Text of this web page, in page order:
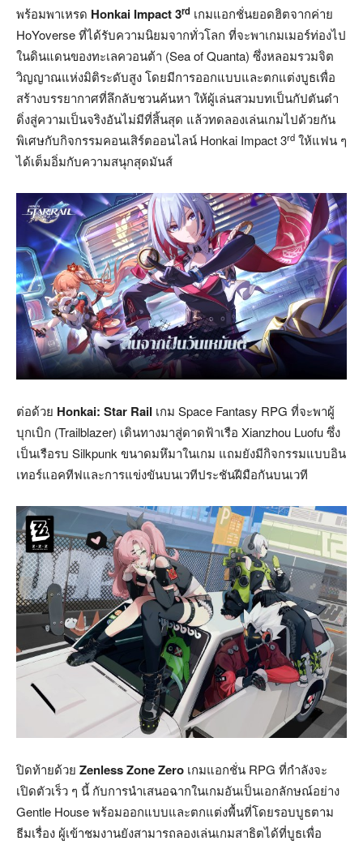
พร้อมพาเหรด Honkai Impact 3rd เกมแอกชั่นยอดฮิตจากค่าย
HoYoverse ที่ได้รับความนิยมจากทั่วโลก ที่จะพาเกมเมอร์ท่องไป
ในดินแดนของทะเลควอนต้า (Sea of Quanta) ซึ่งหลอมรวมจิต
วิญญาณแห่งมิติระดับสูง โดยมีการออกแบบและตกแต่งบูธเพื่อ
สร้างบรรยากาศที่ลึกลับชวนค้นหา ให้ผู้เล่นสวมบทเป็นกัปตันดำ
ดิ่งสู่ความเป็นจริงอันไม่มีที่สิ้นสุด แล้วทดลองเล่นเกมไปด้วยกัน
พิเศษกับกิจกรรมคอนเสิร์ตออนไลน์ Honkai Impact 3rd ให้แฟน ๆ
ได้เต็มอิ่มกับความสนุกสุดมันส์
ต่อด้วย Honkai: Star Rail เกม Space Fantasy RPG ที่จะพาผู้
บุกเบิก (Trailblazer) เดินทางมาสู่ดาดฟ้าเรือ Xianzhou Luofu ซึ่ง
เป็นเรือรบ Silkpunk ขนาดมหึมาในเกม แถมยังมีกิจกรรมแบบอิน
เทอร์แอคทีฟและการแข่งขันบนเวทีประชันฝีมือกันบนเวที
ปิดท้ายด้วย Zenless Zone Zero เกมแอกชั่น RPG ที่กำลังจะ
เปิดตัวเร็ว ๆ นี้ กับการนำเสนอฉากในเกมอันเป็นเอกลักษณ์อย่าง
Gentle House พร้อมออกแบบและตกแต่งพื้นที่โดยรอบบูธตาม
ธีมเรื่อง ผู้เข้าชมงานยังสามารถลองเล่นเกมสาธิตได้ที่บูธเพื่อ